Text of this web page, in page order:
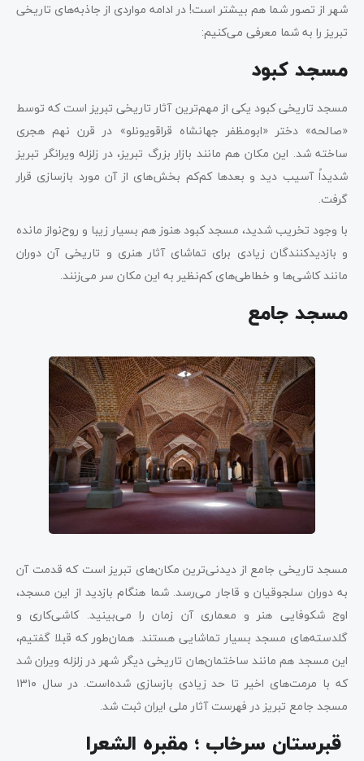
شهر از تصور شما هم بیشتر است! در ادامه مواردی از جاذبه‌های تاریخی
تبریز را به شما معرفی می‌کنیم:
مسجد کبود
مسجد تاریخی کبود یکی از مهم‌ترین آثار تاریخی تبریز است که توسط
«صالحه» دختر «ابومظفر جهانشاه قراقویونلو» در قرن نهم هجری
ساخته شد. این مکان هم مانند بازار بزرگ تبریز، در زلزله ویرانگر تبریز
شدیداً آسیب دید و بعدها کم‌کم بخش‌های از آن مورد بازسازی قرار
گرفت.
با وجود تخریب شدید، مسجد کبود هنوز هم بسیار زیبا و روح‌نواز مانده
و بازدیدکنندگان زیادی برای تماشای آثار هنری و تاریخی آن دوران
مانند کاشی‌ها و خطاطی‌های کم‌نظیر به این مکان سر می‌زنند.
مسجد جامع
مسجد تاریخی جامع از دیدنی‌ترین مکان‌های تبریز است که قدمت آن
به دوران سلجوقیان و قاجار می‌رسد. شما هنگام بازدید از این مسجد،
اوج شکوفایی هنر و معماری آن زمان را می‌بینید. کاشی‌کاری و
گلدسته‌های مسجد بسیار تماشایی هستند. همان‌طور که قبلا گفتیم،
این مسجد هم مانند ساختمان‌هان تاریخی دیگر شهر در زلزله ویران شد
که با مرمت‌های اخیر تا حد زیادی بازسازی شده‌است. در سال ۱۳۱۰
مسجد جامع تبریز در فهرست آثار ملی ایران ثبت شد.
قبرستان سرخاب ؛ مقبره الشعرا